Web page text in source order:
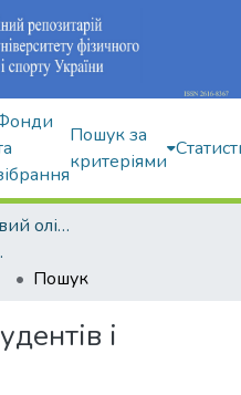
Пошук за
критеріями
Навчально-науковий олімпійський інститут
спорту
Пошук
і